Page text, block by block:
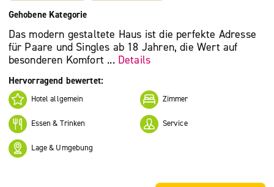
Gehobene Kategorie
Das modern gestaltete Haus ist die perfekte Adresse
für Paare und Singles ab 18 Jahren, die Wert auf
besonderen Komfort ... Details
Hervorragend bewertet:
Hotel allgemein Zimmer
Essen & Trinken Service
Lage & Umgebung